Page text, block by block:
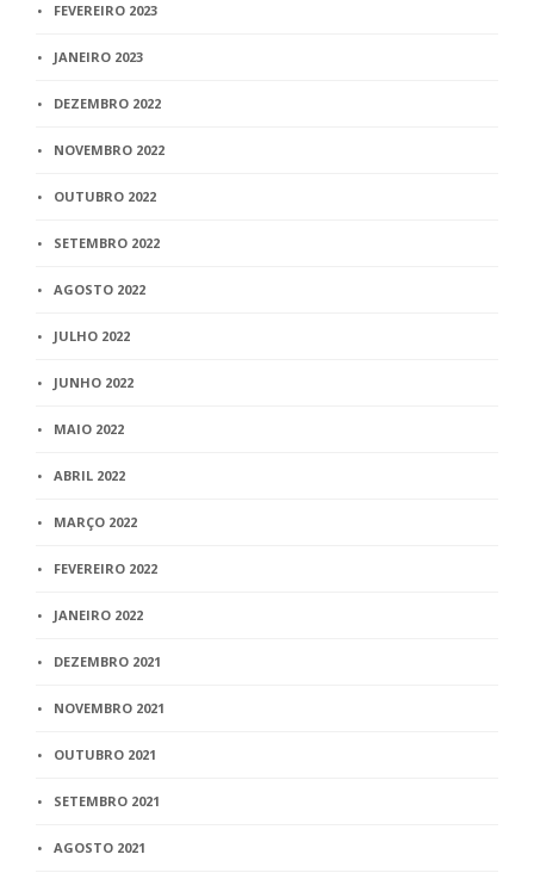
FEVEREIRO 2023
JANEIRO 2023
DEZEMBRO 2022
NOVEMBRO 2022
OUTUBRO 2022
SETEMBRO 2022
AGOSTO 2022
JULHO 2022
JUNHO 2022
MAIO 2022
ABRIL 2022
MARÇO 2022
FEVEREIRO 2022
JANEIRO 2022
DEZEMBRO 2021
NOVEMBRO 2021
OUTUBRO 2021
SETEMBRO 2021
AGOSTO 2021